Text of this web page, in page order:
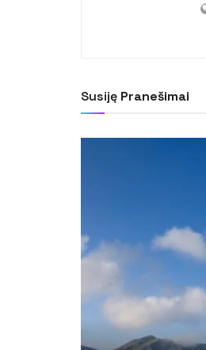
Susiję Pranešimai